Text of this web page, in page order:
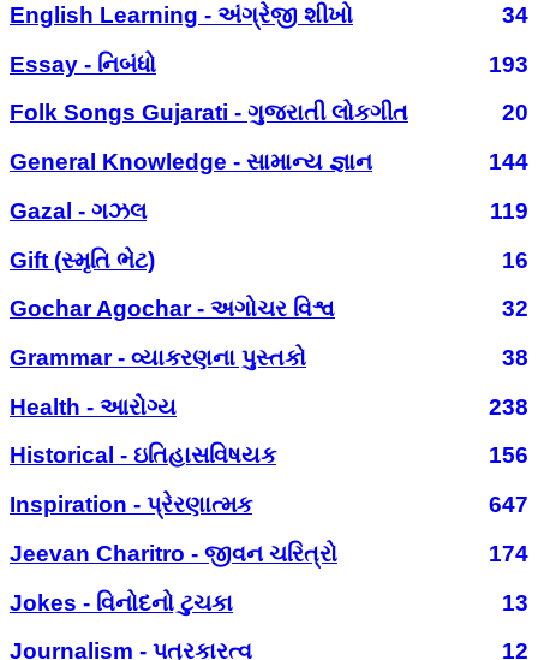
English Learning - અંગ્રેજી શીખો
34
Essay - નિબંધો
193
Folk Songs Gujarati - ગુજરાતી લોકગીત
20
General Knowledge - સામાન્ય જ્ઞાન
144
Gazal - ગઝલ
119
Gift (સ્મૃતિ ભેટ)
16
Gochar Agochar - અગોચર વિશ્વ
32
Grammar - વ્યાકરણના પુસ્તકો
38
Health - આરોગ્ય
238
Historical - ઇતિહાસવિષયક
156
Inspiration - પ્રેરણાત્મક
647
Jeevan Charitro - જીવન ચરિત્રો
174
Jokes - વિનોદનો ટુચકા
13
Journalism - પત્રકારત્વ
12